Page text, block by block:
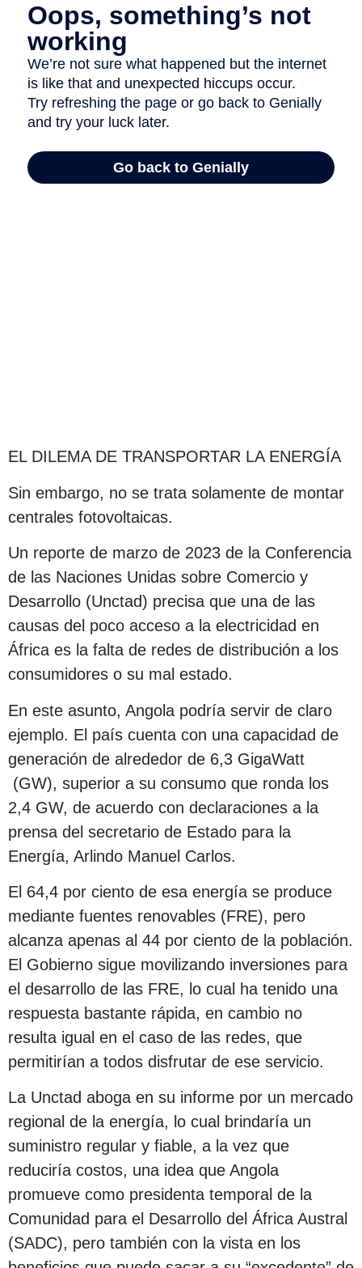
EL DILEMA DE TRANSPORTAR LA ENERGÍA
Sin embargo, no se trata solamente de montar
centrales fotovoltaicas.
Un reporte de marzo de 2023 de la Conferencia
de las Naciones Unidas sobre Comercio y
Desarrollo (Unctad) precisa que una de las
causas del poco acceso a la electricidad en
África es la falta de redes de distribución a los
consumidores o su mal estado.
En este asunto, Angola podría servir de claro
ejemplo. El país cuenta con una capacidad de
generación de alrededor de 6,3 GigaWatt
(GW), superior a su consumo que ronda los
2,4 GW, de acuerdo con declaraciones a la
prensa del secretario de Estado para la
Energía, Arlindo Manuel Carlos.
El 64,4 por ciento de esa energía se produce
mediante fuentes renovables (FRE), pero
alcanza apenas al 44 por ciento de la población.
El Gobierno sigue movilizando inversiones para
el desarrollo de las FRE, lo cual ha tenido una
respuesta bastante rápida, en cambio no
resulta igual en el caso de las redes, que
permitirían a todos disfrutar de ese servicio.
La Unctad aboga en su informe por un mercado
regional de la energía, lo cual brindaría un
suministro regular y fiable, a la vez que
reduciría costos, una idea que Angola
promueve como presidenta temporal de la
Comunidad para el Desarrollo del África Austral
(SADC), pero también con la vista en los